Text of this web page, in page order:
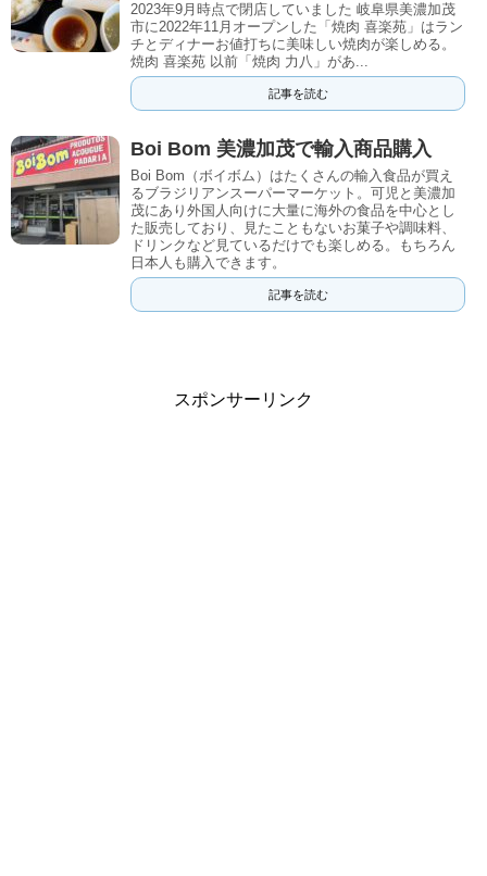
2023年9月時点で閉店していました 岐阜県美濃加茂
市に2022年11月オープンした「焼肉 喜楽苑」はラン
チとディナーお値打ちに美味しい焼肉が楽しめる。
焼肉 喜楽苑 以前「焼肉 力八」があ...
記事を読む
Boi Bom 美濃加茂で輸入商品購入
Boi Bom（ボイボム）はたくさんの輸入食品が買え
るブラジリアンスーパーマーケット。可児と美濃加
茂にあり外国人向けに大量に海外の食品を中心とし
た販売しており、見たこともないお菓子や調味料、
ドリンクなど見ているだけでも楽しめる。もちろん
日本人も購入できます。
記事を読む
スポンサーリンク